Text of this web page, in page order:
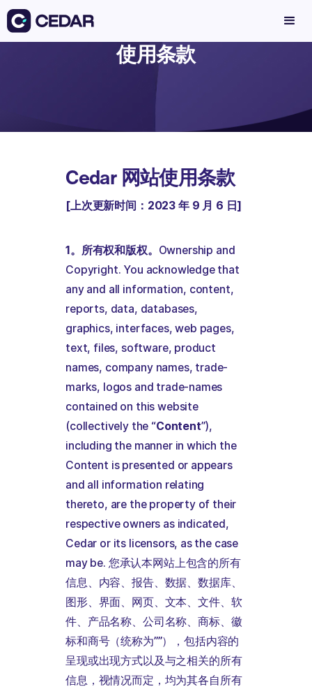
使用条款
Cedar 网站使用条款
[上次更新时间：2023 年 9 月 6 日]
1。所有权和版权。 Ownership and
Copyright. You acknowledge that
any and all information, content,
reports, data, databases,
graphics, interfaces, web pages,
text, files, software, product
names, company names, trade-
marks, logos and trade-names
contained on this website
(collectively the “Content”),
including the manner in which the
Content is presented or appears
and all information relating
thereto, are the property of their
respective owners as indicated,
Cedar or its licensors, as the case
may be. 您承认本网站上包含的所有
信息、内容、报告、数据、数据库、
图形、界面、网页、文本、文件、软
件、产品名称、公司名称、商标、徽
标和商号（统称为””），包括内容的
呈现或出现方式以及与之相关的所有
信息，视情况而定，均为其各自所有